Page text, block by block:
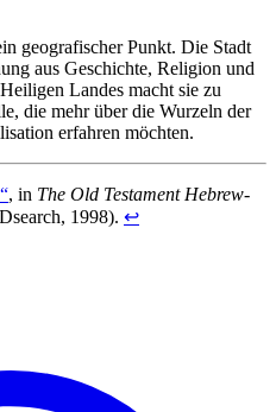
geografischer Punkt. Die Stadt
aus Geschichte, Religion und
Landes macht sie zu
die mehr über die Wurzeln der
erfahren möchten.
„בֵּית“, in The Old Testament Hebrew-
1998). ↩︎